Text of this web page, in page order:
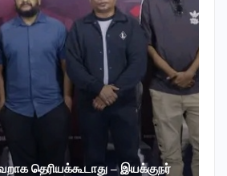
தெரியக்கூடாது – இயக்குநர்